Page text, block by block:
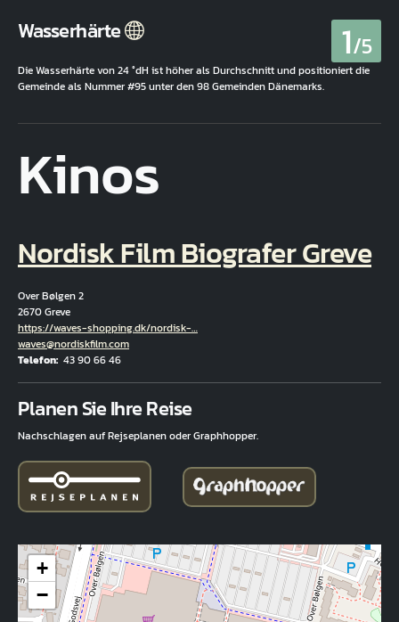
Wasserhärte 1/5
Die Wasserhärte von 24 °dH ist höher als Durchschnitt und positioniert die
Gemeinde als Nummer #95 unter den 98 Gemeinden Dänemarks.
Kinos
Nordisk Film Biografer Greve
Over Bølgen 2
2670 Greve
Hjemmeside
https://waves-shopping.dk/nordisk-…
E-Mail
waves@nordiskfilm.com
Telefon 43 90 66 46
Planen Sie Ihre Reise
Nachschlagen auf Rejseplanen oder Graphhopper.
+
−